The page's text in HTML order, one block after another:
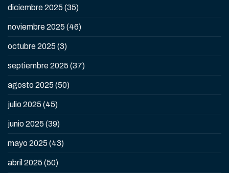
diciembre 2025 (35)
noviembre 2025 (46)
octubre 2025 (3)
septiembre 2025 (37)
agosto 2025 (50)
julio 2025 (45)
junio 2025 (39)
mayo 2025 (43)
abril 2025 (50)